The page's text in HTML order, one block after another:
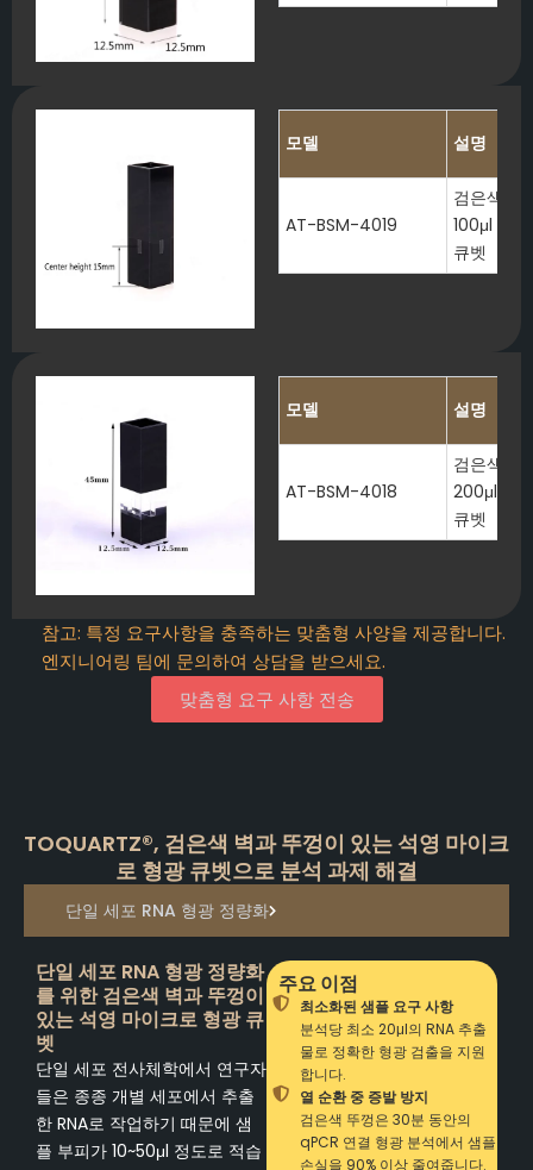
모델 설명
AT-BSM-4019
검은색 벽
100μl 석
큐벳
모델 설명
AT-BSM-4018
검은색 벽
200μl 석
큐벳
참고: 특정 요구사항을 충족하는 맞춤형 사양을 제공합니다.
엔지니어링 팀에 문의하여 상담을 받으세요.
맞춤형 요구 사항 전송
TOQUARTZ®, 검은색 벽과 뚜껑이 있는 석영 마이크
로 형광 큐벳으로 분석 과제 해결
단일 세포 RNA 형광 정량화
단일 세포 RNA 형광 정량화
를 위한 검은색 벽과 뚜껑이
있는 석영 마이크로 형광 큐
벳
단일 세포 전사체학에서 연구자
들은 종종 개별 세포에서 추출
한 RNA로 작업하기 때문에 샘
플 부피가 10~50μl 정도로 적습
주요 이점
최소화된 샘플 요구 사항
분석당 최소 20μl의 RNA 추출
물로 정확한 형광 검출을 지원
합니다.
열 순환 중 증발 방지
검은색 뚜껑은 30분 동안의
qPCR 연결 형광 분석에서 샘플
손실을 90% 이상 줄여줍니다.